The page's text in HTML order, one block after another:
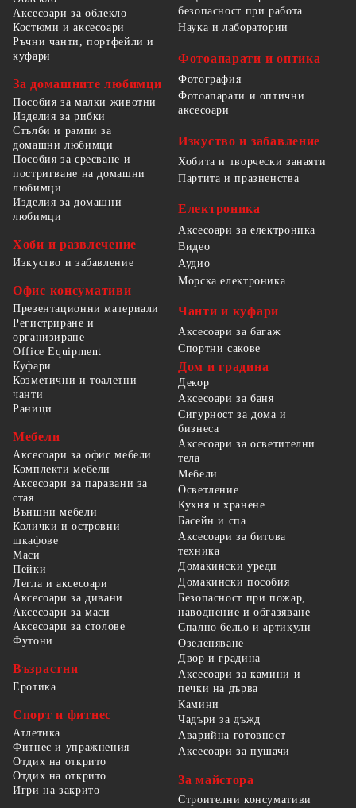
Аксесоари за облекло
Костюми и аксесоари
Ръчни чанти, портфейли и
куфари
За домашните любимци
Пособия за малки животни
Изделия за рибки
Стълби и рампи за
домашни любимци
Пособия за сресване и
постригване на домашни
любимци
Изделия за домашни
любимци
Хоби и развлечение
Изкуство и забавление
Офис консумативи
Презентационни материали
Регистриране и
организиране
Office Equipment
безопасност при работа
Наука и лаборатории
Фотоапарати и оптика
Фотография
Фотоапарати и оптични
аксесоари
Изкуство и забавление
Хобита и творчески занаяти
Партита и празненства
Електроника
Аксесоари за електроника
Видео
Аудио
Морска електроника
Чанти и куфари
Аксесоари за багаж
Спортни сакове
Куфари
Козметични и тоалетни
чанти
Раници
Мебели
Аксесоари за офис мебели
Комплекти мебели
Аксесоари за паравани за
стая
Външни мебели
Колички и островни
шкафове
Маси
Пейки
Легла и аксесоари
Аксесоари за дивани
Аксесоари за маси
Аксесоари за столове
Футони
Възрастни
Еротика
Спорт и фитнес
Атлетика
Фитнес и упражнения
Отдих на открито
Отдих на открито
Игри на закрито
Дом и градина
Декор
Аксесоари за баня
Сигурност за дома и
бизнеса
Аксесоари за осветителни
тела
Мебели
Осветление
Кухня и хранене
Басейн и спа
Аксесоари за битова
техника
Домакински уреди
Домакински пособия
Безопасност при пожар,
наводнение и обгазяване
Спално бельо и артикули
Озеленяване
Двор и градина
Аксесоари за камини и
печки на дърва
Камини
Чадъри за дъжд
Аварийна готовност
Аксесоари за пушачи
За майстора
Строителни консумативи